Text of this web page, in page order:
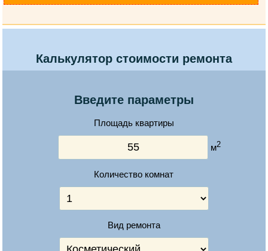
Калькулятор стоимости ремонта
Введите параметры
Площадь квартиры
м2
Количество комнат
Вид ремонта